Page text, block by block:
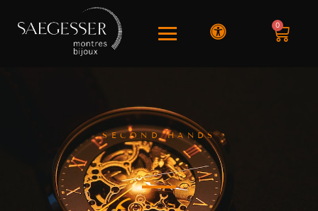
0
SECOND HANDS